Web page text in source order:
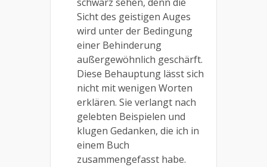
schwarz sehen, denn die
Sicht des geistigen Auges
wird unter der Bedingung
einer Behinderung
außergewöhnlich geschärft.
Diese Behauptung lässt sich
nicht mit wenigen Worten
erklären. Sie verlangt nach
gelebten Beispielen und
klugen Gedanken, die ich in
einem Buch
zusammengefasst habe.